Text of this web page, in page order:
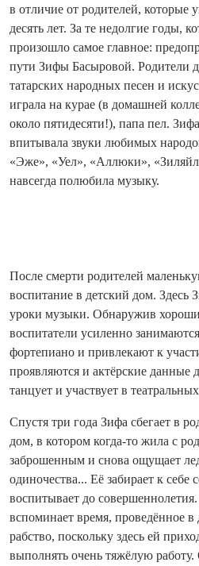
в отличие от родителей, которые
десять лет. За те недолгие годы,
произошло самое главное:
пути Зифы Басыровой. Родители
татарских народных песен и
играла на курае (в домашней
около пятидесяти!), папа пел.
впитывала звуки любимых
«Эже», «Уел», «Аллюки»,
навсегда полюбила музыку.
После смерти родителей
воспитание в детский дом. Здесь
уроки музыки. Обнаружив
воспитатели усиленно
фортепиано и привлекают к
проявляются и актёрские данные
танцует и участвует в
Спустя три года Зифа сбегает в
дом, в котором когда-то жила с
заброшенным и снова ощущает
одиночества... Её забирает к
воспитывает до
вспоминает время, проведённое в
рабство, поскольку здесь ей
выполнять очень тяжёлую